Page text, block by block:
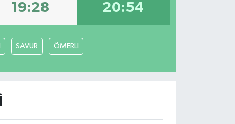
19:28 20:54
SAVUR ÖMERLİ